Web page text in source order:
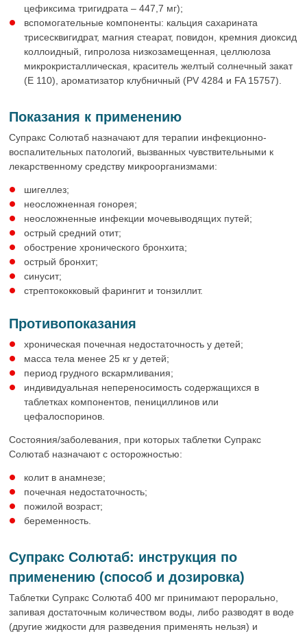
цефиксима тригидрата – 447,7 мг);
вспомогательные компоненты: кальция сахарината
трисесквигидрат, магния стеарат, повидон, кремния диоксид
коллоидный, гипролоза низкозамещенная, целлюлоза
микрокристаллическая, краситель желтый солнечный закат
(Е 110), ароматизатор клубничный (PV 4284 и FA 15757).
Показания к применению
Супракс Солютаб назначают для терапии инфекционно-
воспалительных патологий, вызванных чувствительными к
лекарственному средству микроорганизмами:
шигеллез;
неосложненная гонорея;
неосложненные инфекции мочевыводящих путей;
острый средний отит;
обострение хронического бронхита;
острый бронхит;
синусит;
стрептококковый фарингит и тонзиллит.
Противопоказания
хроническая почечная недостаточность у детей;
масса тела менее 25 кг у детей;
период грудного вскармливания;
индивидуальная непереносимость содержащихся в
таблетках компонентов, пенициллинов или
цефалоспоринов.
Состояния/заболевания, при которых таблетки Супракс
Солютаб назначают с осторожностью:
колит в анамнезе;
почечная недостаточность;
пожилой возраст;
беременность.
Супракс Солютаб: инструкция по
применению (способ и дозировка)
Таблетки Супракс Солютаб 400 мг принимают перорально,
запивая достаточным количеством воды, либо разводят в воде
(другие жидкости для разведения применять нельзя) и